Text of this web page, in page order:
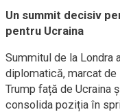
Un summit decisiv
pentru Ucraina
Summitul de la Londra
diplomatică, marcat
Trump față de Ucraina
consolida poziția în